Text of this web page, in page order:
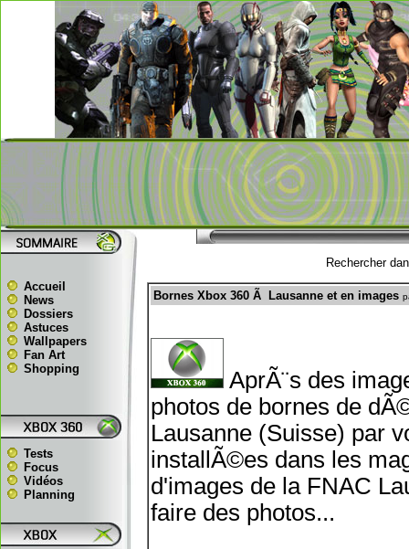
Accueil
News
Dossiers
Astuces
Wallpapers
Fan Art
Shopping
Tests
Focus
Vidéos
Planning
Rechercher
Bornes Xbox 360 Ã Lausanne et en images
AprÃ¨s des
photos de bornes de
Lausanne (Suisse) par
installÃ©es dans les
d'images de la FNAC
faire des photos...